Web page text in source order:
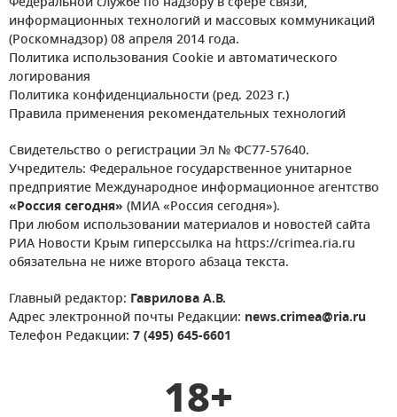
информационных технологий и массовых коммуникаций
(Роскомнадзор) 08 апреля 2014 года.
Политика использования Cookie и автоматического
логирования
Политика конфиденциальности (ред. 2023 г.)
Правила применения рекомендательных технологий
Свидетельство о регистрации Эл № ФС77-57640.
Учредитель: Федеральное государственное унитарное
предприятие Международное информационное агентство
«Россия сегодня» (МИА «Россия сегодня»).
При любом использовании материалов и новостей сайта
РИА Новости Крым гиперссылка на https://crimea.ria.ru
обязательна не ниже второго абзаца текста.
Главный редактор: Гаврилова А.В.
Адрес электронной почты Редакции: news.crimea@ria.ru
Телефон Редакции: 7 (495) 645-6601
18+